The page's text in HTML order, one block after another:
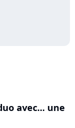
avec... une